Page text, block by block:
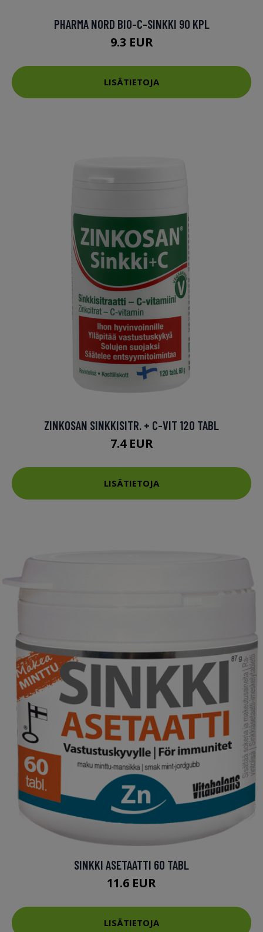
PHARMA NORD BIO-C-SINKKI 90 KPL
9.3 EUR
LISÄTIETOJA
ZINKOSAN SINKKISITR. + C-VIT 120 TABL
7.4 EUR
LISÄTIETOJA
SINKKI ASETAATTI 60 TABL
11.6 EUR
LISÄTIETOJA